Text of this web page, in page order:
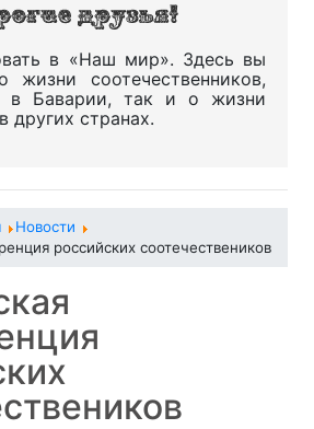
в «Наш мир». Здесь вы
жизни соотечественников,
в Баварии, так и о жизни
других странах.
Новости
российских соотечествеников